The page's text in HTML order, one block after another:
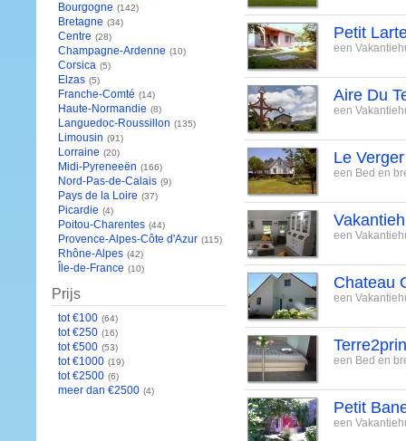
Bourgogne (142)
Bretagne (34)
Centre (28)
Champagne-Ardenne (10)
Corsica (5)
Elzas (5)
Franche-Comté (14)
Haute-Normandie (8)
Languedoc-Roussillon (135)
Limousin (91)
Lorraine (20)
Midi-Pyreneeën (166)
Nord-Pas-de-Calais (9)
Pays de la Loire (37)
Picardie (4)
Poitou-Charentes (44)
Provence-Alpes-Côte d'Azur (115)
Rhône-Alpes (42)
Île-de-France (10)
Prijs
tot €100 (64)
tot €250 (16)
tot €500 (53)
tot €1000 (19)
tot €2500 (6)
meer dan €2500 (4)
Petit
een
Aire Du
een
Le Verger
een Bed en
een
Chateau
een
een Bed en
Petit
een